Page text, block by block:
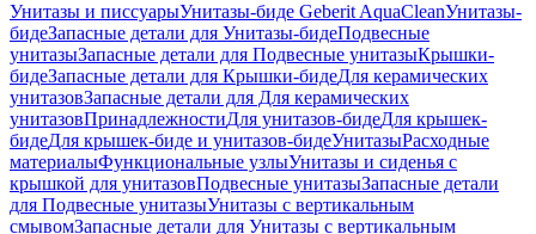
Унитазы и писсуарыУнитазы-биде Geberit AquaCleanУнитазы-
бидеЗапасные детали для Унитазы-бидеПодвесные
унитазыЗапасные детали для Подвесные унитазыКрышки-
бидеЗапасные детали для Крышки-бидеДля керамических
унитазовЗапасные детали для Для керамических
унитазовПринадлежностиДля унитазов-бидеДля крышек-
бидеДля крышек-биде и унитазов-бидеУнитазыРасходные
материалыФункциональные узлыУнитазы и сиденья с
крышкой для унитазовПодвесные унитазыЗапасные детали
для Подвесные унитазыУнитазы с вертикальным
смывомЗапасные детали для Унитазы с вертикальным